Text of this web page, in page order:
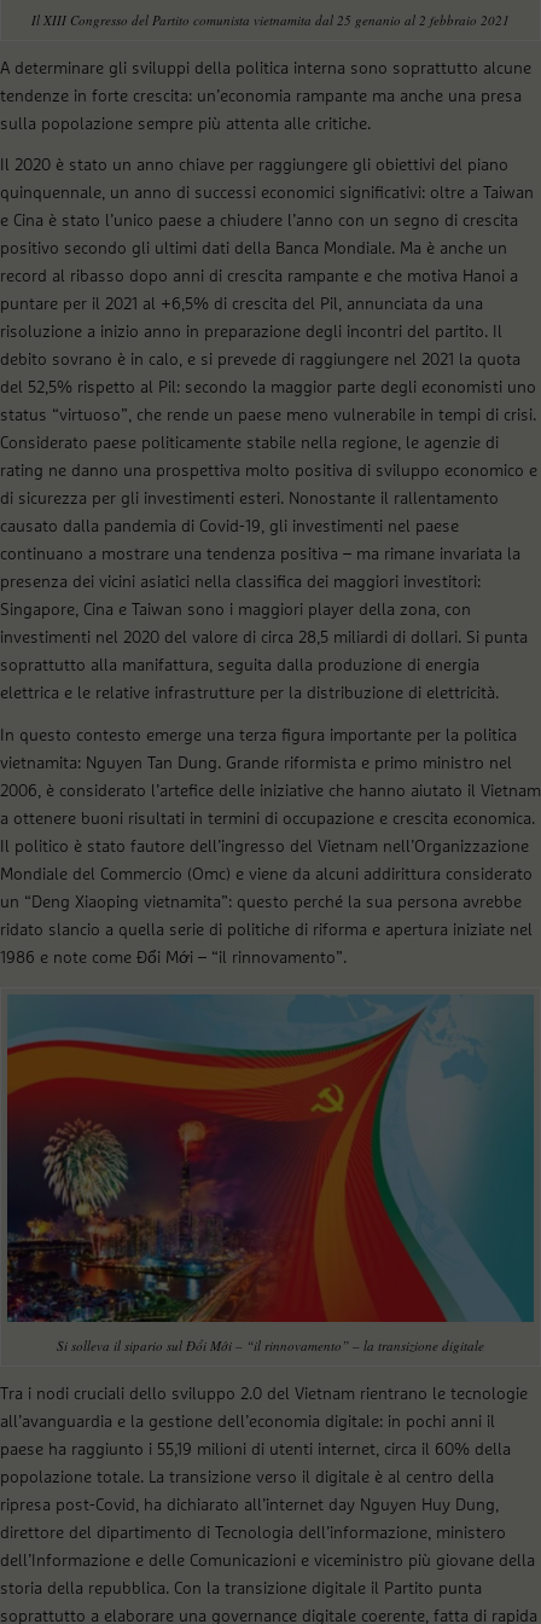
Il XIII Congresso del Partito comunista vietnamita dal 25 genanio al 2 febbraio 2021
A determinare gli sviluppi della politica interna sono soprattutto alcune
tendenze in forte crescita: un’economia rampante ma anche una presa
sulla popolazione sempre più attenta alle critiche.
Il 2020 è stato un anno chiave per raggiungere gli obiettivi del piano
quinquennale, un anno di successi economici significativi: oltre a Taiwan
e Cina è stato l’unico paese a chiudere l’anno con un segno di crescita
positivo secondo gli ultimi dati della Banca Mondiale. Ma è anche un
record al ribasso dopo anni di crescita rampante e che motiva Hanoi a
puntare per il 2021 al +6,5% di crescita del Pil, annunciata da una
risoluzione a inizio anno in preparazione degli incontri del partito. Il
debito sovrano è in calo, e si prevede di raggiungere nel 2021 la quota
del 52,5% rispetto al Pil: secondo la maggior parte degli economisti uno
status “virtuoso”, che rende un paese meno vulnerabile in tempi di crisi.
Considerato paese politicamente stabile nella regione, le agenzie di
rating ne danno una prospettiva molto positiva di sviluppo economico e
di sicurezza per gli investimenti esteri. Nonostante il rallentamento
causato dalla pandemia di Covid-19, gli investimenti nel paese
continuano a mostrare una tendenza positiva – ma rimane invariata la
presenza dei vicini asiatici nella classifica dei maggiori investitori:
Singapore, Cina e Taiwan sono i maggiori player della zona, con
investimenti nel 2020 del valore di circa 28,5 miliardi di dollari. Si punta
soprattutto alla manifattura, seguita dalla produzione di energia
elettrica e le relative infrastrutture per la distribuzione di elettricità.
In questo contesto emerge una terza figura importante per la politica
vietnamita: Nguyen Tan Dung. Grande riformista e primo ministro nel
2006, è considerato l’artefice delle iniziative che hanno aiutato il Vietnam
a ottenere buoni risultati in termini di occupazione e crescita economica.
Il politico è stato fautore dell’ingresso del Vietnam nell’Organizzazione
Mondiale del Commercio (Omc) e viene da alcuni addirittura considerato
un “Deng Xiaoping vietnamita”: questo perché la sua persona avrebbe
ridato slancio a quella serie di politiche di riforma e apertura iniziate nel
1986 e note come Đổi Mới – “il rinnovamento”.
Si solleva il sipario sul Đổi Mới – “il rinnovamento” – la transizione digitale
Tra i nodi cruciali dello sviluppo 2.0 del Vietnam rientrano le tecnologie
all’avanguardia e la gestione dell’economia digitale: in pochi anni il
paese ha raggiunto i 55,19 milioni di utenti internet, circa il 60% della
popolazione totale. La transizione verso il digitale è al centro della
ripresa post-Covid, ha dichiarato all’internet day Nguyen Huy Dung,
direttore del dipartimento di Tecnologia dell’informazione, ministero
dell’Informazione e delle Comunicazioni e viceministro più giovane della
storia della repubblica. Con la transizione digitale il Partito punta
soprattutto a elaborare una governance digitale coerente, fatta di rapida